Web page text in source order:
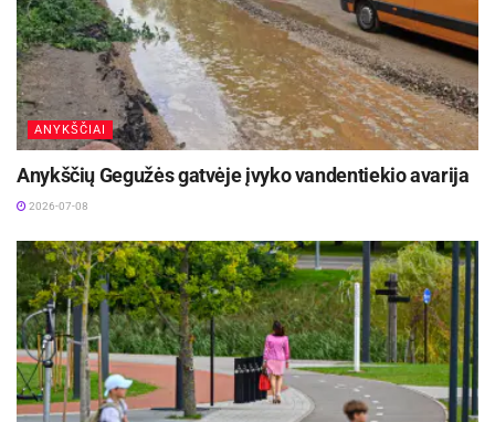
ANYKŠČIAI
Anykščių Gegužės gatvėje įvyko vandentiekio avarija
2026-07-08